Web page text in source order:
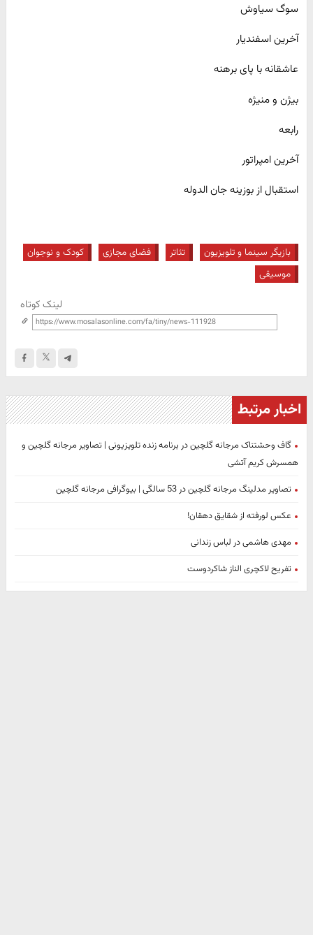
سوگ سیاوش
آخرین اسفندیار
عاشقانه با پای برهنه
بیژن و منیژه
رابعه
آخرین امپراتور
استقبال از بوزینه جان الدوله
بازیگر سینما و تلویزیون تئاتر فضای مجازی
کودک و نوجوان
موسیقی
لینک کوتاه
اخبار مرتبط
گاف وحشتناک مرجانه گلچین در برنامه زنده تلویزیونی | تصاویر مرجانه گلچین و
همسرش کریم آتشی
تصاویر مدلینگ مرجانه گلچین در 53 سالگی | بیوگرافی مرجانه گلچین
عکس لورفته از شقایق دهقان!
مهدی هاشمی در لباس زندانی
تفریح لاکچری الناز شاکردوست